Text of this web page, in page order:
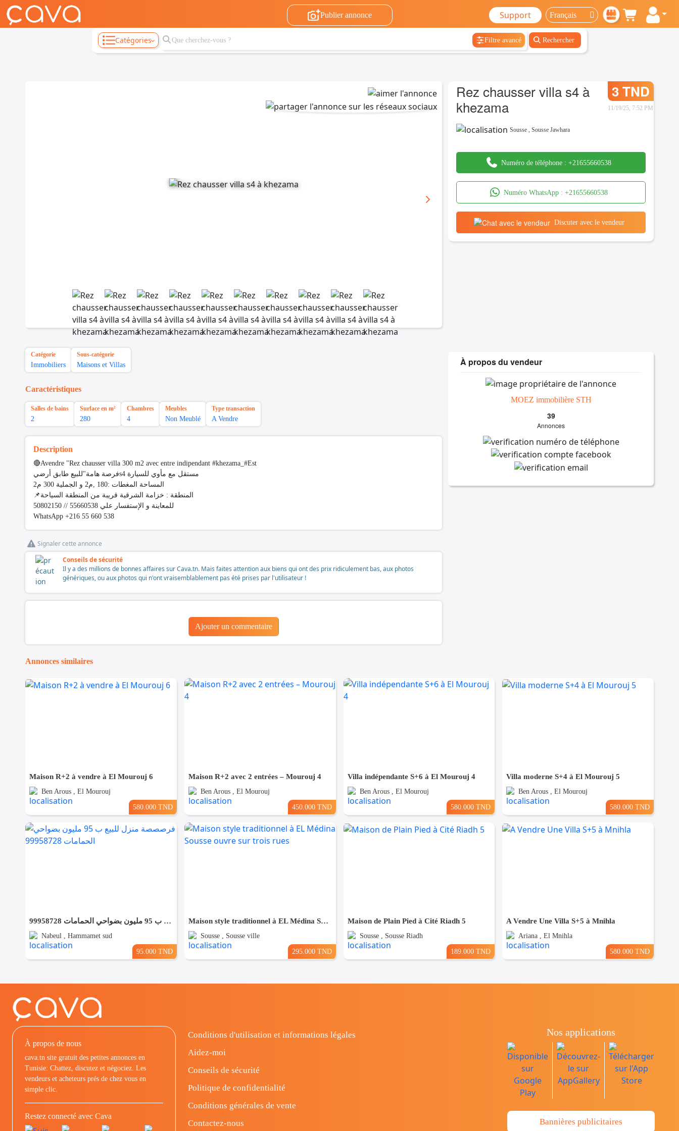
Publier annonce Support
Catégories Filtre avancé Rechercher
Rez chausser villa s4 à
khezama
3 TND
11/19/25, 7:52 PM
Sousse ,Sousse Jawhara
Numéro de téléphone :+21655660538
Numéro WhatsApp : +21655660538
Discuter avec le vendeur
Catégorie
Immobiliers
Sous-catégorie
Maisons et Villas
Caractéristiques
Salles de bains
2
Surface en m²
280
Chambres
4
Meubles
Non Meublé
Type transaction
A Vendre
Description
🔴Avendre "Rez chausser villa 300 m2 avec entre indipendant #khezama_#Est
📌المنطقة : خزامة الشرقية قريبة من المنطقة السياحة
WhatsApp +216 55 660 538
Signaler cette annonce
Conseils de sécurité
Il y a des millions de bonnes affaires sur Cava.tn. Mais faites attention aux biens qui ont des prix ridiculement bas, aux photos
génériques, ou aux photos qui n'ont vraisemblablement pas été prises par l'utilisateur !
Ajouter un commentaire
À propos du vendeur
MOEZ immobilière STH
39
Annonces
Annonces similaires
Maison R+2 à vendre à El Mourouj 6
Ben Arous , El Mourouj
580.000 TND
Maison R+2 avec 2 entrées – Mourouj 4
Ben Arous , El Mourouj
450.000 TND
Villa indépendante S+6 à El Mourouj 4
Ben Arous , El Mourouj
580.000 TND
Villa moderne S+4 à El Mourouj 5
Ben Arous , El Mourouj
580.000 TND
فرصصصة منزل للبيع ب 95 مليون بضواحي الحمامات 99958728
Nabeul , Hammamet sud
95.000 TND
Maison style traditionnel à EL Médina Sousse ouvre sur trois rues
Sousse , Sousse ville
295.000 TND
Maison de Plain Pied à Cité Riadh 5
Sousse , Sousse Riadh
189.000 TND
A Vendre Une Villa S+5 à Mnihla
Ariana , El Mnihla
580.000 TND
À propos de nous
cava.tn site gratuit des petites annonces en
Tunisie: Chattez, discutez et négociez. Les
vendeurs et acheteurs prés de chez vous en
simple clic.
Restez connecté avec Cava
Conditions d'utilisation et informations légales
Aidez-moi
Conseils de sécurité
Politique de confidentialité
Conditions générales de vente
Contactez-nous
Nos applications
Bannières publicitaires